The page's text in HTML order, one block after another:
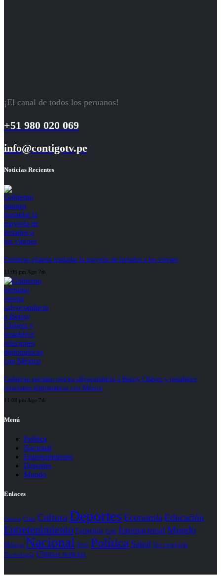
¡El canal de todos los peruanos!
+51 980 020 069
info@contigotv.pe
Noticias Recientes
Gobierno plantea trasladar la mayoría de feriados a los viernes
11:08 pm Ago 7th
Gobierno peruano otorga salvoconducto a Betssy Chávez y restablece
relaciones diplomáticas con México
11:08 pm Ago 7th
Menú
Política
Nacional
Entretenimiento
Deportes
Mundo
Enlaces
Ciencia Cine Cultura DeportesEconomía Educación
Entretenimiento Farándula Gear Internacional Mundo
Música Nacional Perú Política Salud Sin categoría
Tecnología Últimas noticias